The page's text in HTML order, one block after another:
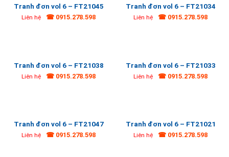
Tranh đơn vol 6 – FT21045
Liên hệ ☎ 0915.278.598
Tranh đơn vol 6 – FT21034
Liên hệ ☎ 0915.278.598
Tranh đơn vol 6 – FT21038
Liên hệ ☎ 0915.278.598
Tranh đơn vol 6 – FT21033
Liên hệ ☎ 0915.278.598
Tranh đơn vol 6 – FT21047
Liên hệ ☎ 0915.278.598
Tranh đơn vol 6 – FT21021
Liên hệ ☎ 0915.278.598